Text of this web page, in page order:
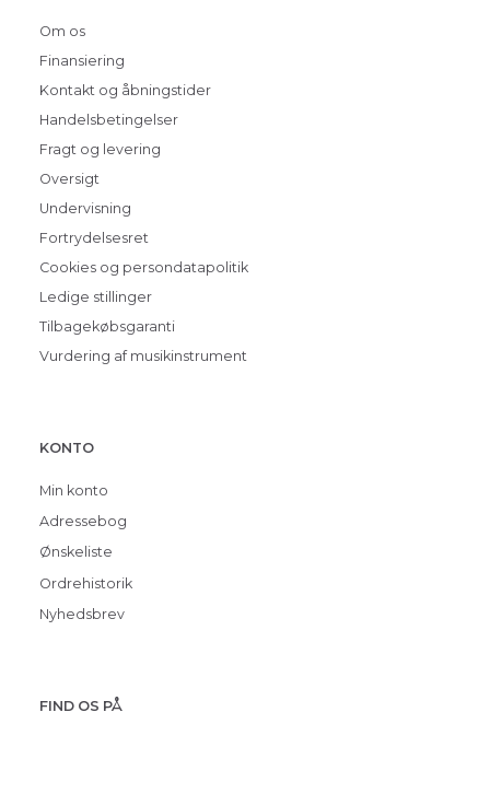
Om os
Finansiering
Kontakt og åbningstider
Handelsbetingelser
Fragt og levering
Oversigt
Undervisning
Fortrydelsesret
Cookies og persondatapolitik
Ledige stillinger
Tilbagekøbsgaranti
Vurdering af musikinstrument
KONTO
Min konto
Adressebog
Ønskeliste
Ordrehistorik
Nyhedsbrev
FIND OS PÅ